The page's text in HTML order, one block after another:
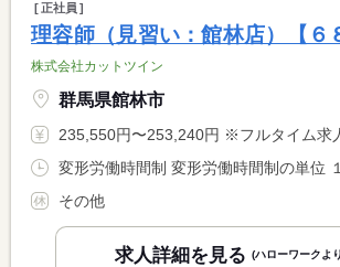
正社員
理容師（見習い：館林店）【６
株式会社カットツイン
群馬県館林市
235,550円〜253,240円 ※フルタイム求人の場合は月額（換算額）、パート求人の場合
その他
求人詳細を見る (ハローワークよ